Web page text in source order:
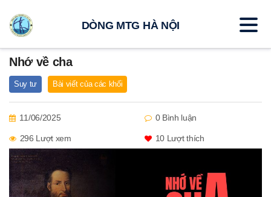
Nhớ về cha
Suy tư Bài viết của các khối
11/06/2025 0 Bình luận
296 Lượt xem 10 Lượt thích
DÒNG MTG HÀ NỘI